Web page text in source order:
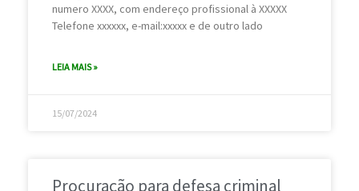
numero XXXX, com endereço profissional à XXXXX
Telefone xxxxxx, e-mail:xxxxx e de outro lado
LEIA MAIS »
15/07/2024
Procuração para defesa criminal